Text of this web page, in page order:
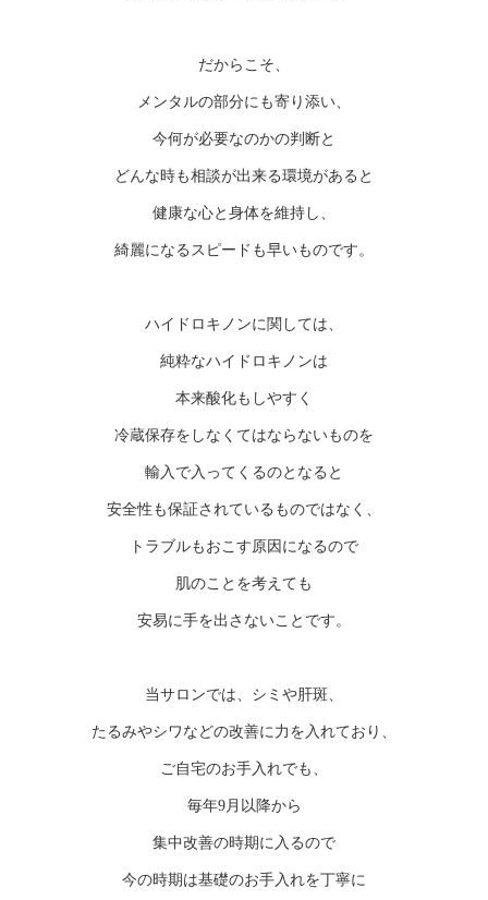
だからこそ、
メンタルの部分にも寄り添い、
今何が必要なのかの判断と
どんな時も相談が出来る環境があると
健康な心と身体を維持し、
綺麗になるスピードも早いものです。
ハイドロキノンに関しては、
純粋なハイドロキノンは
本来酸化もしやすく
冷蔵保存をしなくてはならないものを
輸入で入ってくるのとなると
安全性も保証されているものではなく、
トラブルもおこす原因になるので
肌のことを考えても
安易に手を出さないことです。
当サロンでは、シミや肝斑、
たるみやシワなどの改善に力を入れており、
ご自宅のお手入れでも、
毎年9月以降から
集中改善の時期に入るので
今の時期は基礎のお手入れを丁寧に